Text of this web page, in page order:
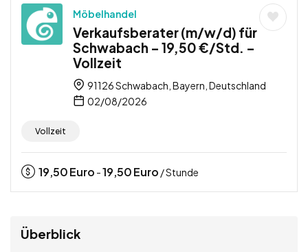
Möbelhandel
Verkaufsberater (m/w/d) für
Schwabach – 19,50 €/Std. –
Vollzeit
91126 Schwabach, Bayern, Deutschland
02/08/2026
Vollzeit
19,50Euro -19,50Euro / Stunde
Überblick